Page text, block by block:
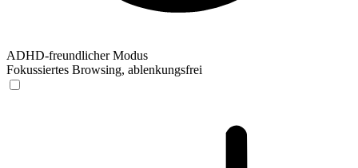
ADHD-freundlicher Modus
Fokussiertes Browsing, ablenkungsfrei